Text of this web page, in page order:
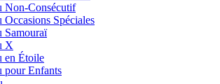
Non-Consécutif
Occasions Spéciales
Samouraï
X
en Étoile
pour Enfants